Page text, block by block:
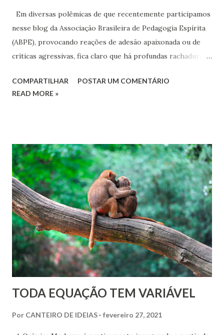
Em diversas polêmicas de que recentemente participamos
nesse blog da Associação Brasileira de Pedagogia Espírita
(ABPE), provocando reações de adesão apaixonada ou de
críticas agressivas, fica claro que há profundas rachaduras
quererem maquiar essa realidade, invocando palavras de
paz e fraternidade. Mas meras palavras e boa intenções não
disso, há mesmo necessidade e possibilidade de haver uma
unificação homogênea de todos os que se dizem espíritas?
COMPARTILHAR
POSTAR UM COMENTÁRIO
READ MORE »
TODA EQUAÇÃO TEM VARIÁVEL
Por CANTEIRO DE IDEIAS fevereiro 27, 2021